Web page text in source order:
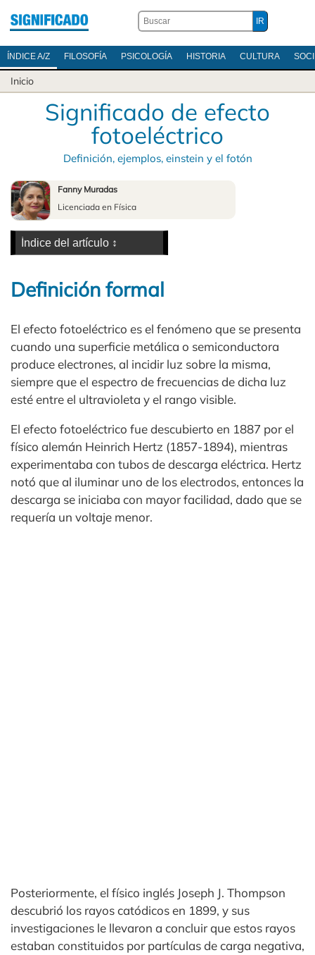
ÍNDICE A/Z FILOSOFÍA PSICOLOGÍA HISTORIA CULTURA
Inicio
Significado de efecto
fotoeléctrico
Definición, ejemplos, einstein y el fotón
Fanny Muradas
Licenciada en Física
Definición formal
El efecto fotoeléctrico es el fenómeno que se presenta
cuando una superficie metálica o semiconductora
produce electrones, al incidir luz sobre la misma,
siempre que el espectro de frecuencias de dicha luz
esté entre el ultravioleta y el rango visible.
El efecto fotoeléctrico fue descubierto en 1887 por el
físico alemán Heinrich Hertz (1857-1894), mientras
experimentaba con tubos de descarga eléctrica. Hertz
notó que al iluminar uno de los electrodos, entonces la
descarga se iniciaba con mayor facilidad, dado que se
requería un voltaje menor.
Posteriormente, el físico inglés Joseph J. Thompson
descubrió los rayos catódicos en 1899, y sus
investigaciones le llevaron a concluir que estos rayos
estaban constituidos por partículas de carga negativa,